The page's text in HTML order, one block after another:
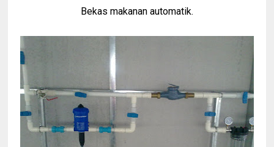
Bekas makanan automatik.